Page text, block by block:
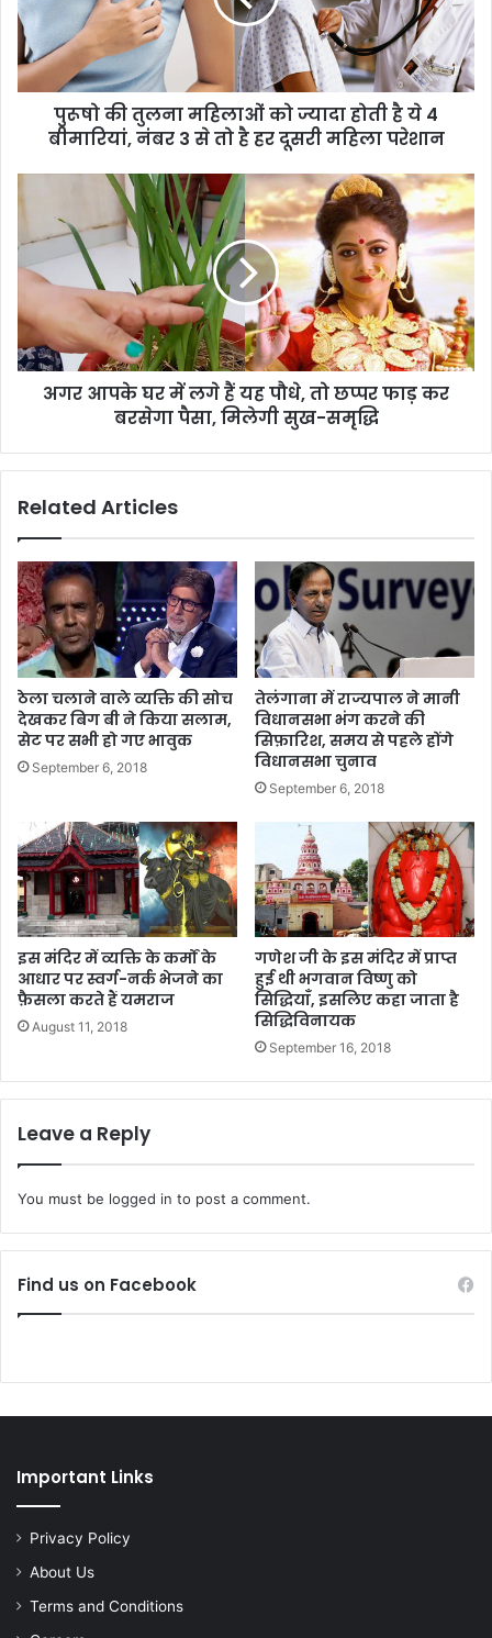
पुरूषो की तुलना महिलाओं को ज्यादा होती है ये 4
बीमारियां, नंबर 3 से तो है हर दूसरी महिला परेशान
अगर आपके घर में लगे हैं यह पौधे, तो छप्पर फाड़ कर
बरसेगा पैसा, मिलेगी सुख-समृद्धि
Related Articles
ठेला चलाने वाले व्यक्ति की सोच
देखकर बिग बी ने किया सलाम,
सेट पर सभी हो गए भावुक
September 6, 2018
तेलंगाना में राज्यपाल ने मानी
विधानसभा भंग करने की
सिफ़ारिश, समय से पहले होंगे
विधानसभा चुनाव
September 6, 2018
इस मंदिर में व्यक्ति के कर्मों के
आधार पर स्वर्ग-नर्क भेजने का
फ़ैसला करते हैं यमराज
August 11, 2018
गणेश जी के इस मंदिर में प्राप्त
हुई थी भगवान विष्णु को
सिद्धियाँ, इसलिए कहा जाता है
सिद्धिविनायक
September 16, 2018
Leave a Reply
You must be logged in to post a comment.
Find us on Facebook
Important Links
Privacy Policy
About Us
Terms and Conditions